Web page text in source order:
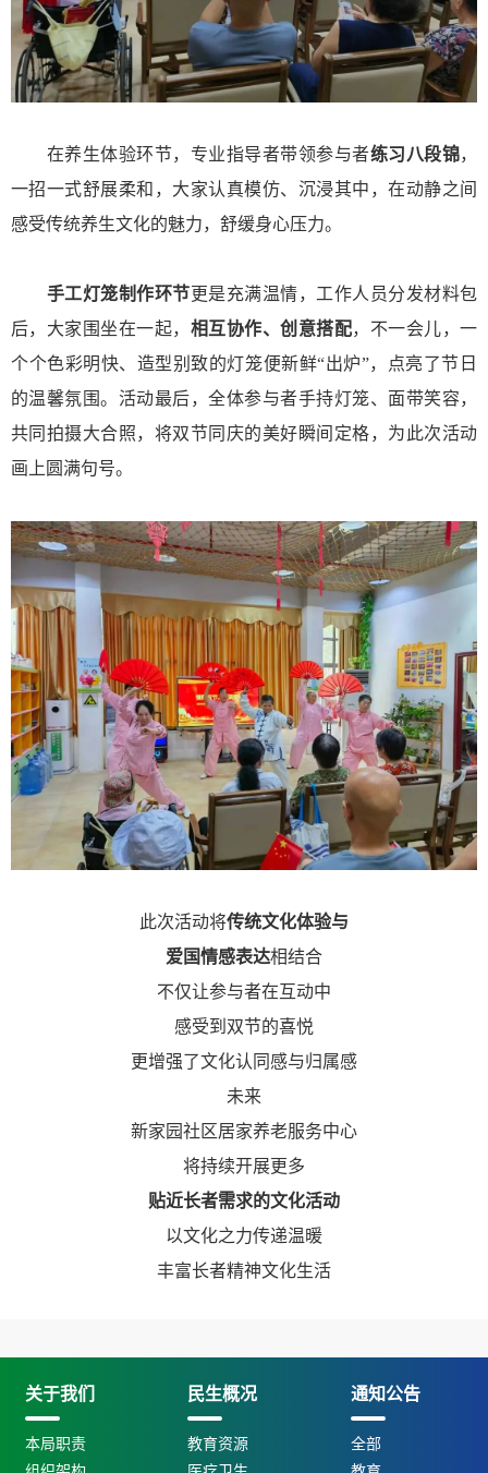
在养生体验环节，专业指导者带领参与者练习八段锦，
一招一式舒展柔和，大家认真模仿、沉浸其中，在动静之间
感受传统养生文化的魅力，舒缓身心压力。
手工灯笼制作环节更是充满温情，工作人员分发材料包
后，大家围坐在一起， 相互协作、创意搭配，不一会儿，一
个个色彩明快、造型别致的灯笼便新鲜“出炉”，点亮了节日
的温馨氛围。活动最后，全体参与者手持灯笼、面带笑容，
共同拍摄大合照，将双节同庆的美好瞬间定格，为此次活动
画上圆满句号。
此次活动将传统文化体验与
爱国情感表达相结合
不仅让参与者在互动中
感受到双节的喜悦
更增强了文化认同感与归属感
未来
新家园社区居家养老服务中心
将持续开展更多
贴近长者需求的文化活动
以文化之力传递温暖
丰富长者精神文化生活
关于我们
本局职责
民生概况
教育资源
通知公告
全部